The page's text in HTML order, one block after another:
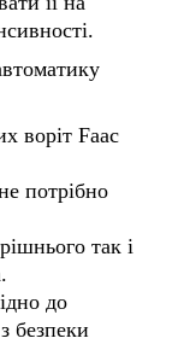
воріт Faac
потрібно
так і
до
безпеки